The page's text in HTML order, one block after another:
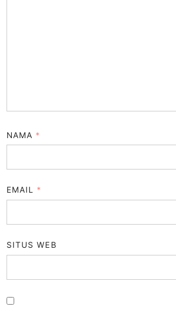
NAMA *
EMAIL *
SITUS WEB